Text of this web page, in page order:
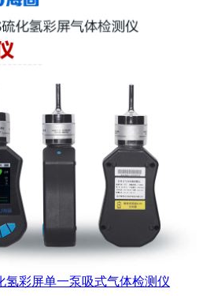
氢彩屏单一泵吸式气体检测仪